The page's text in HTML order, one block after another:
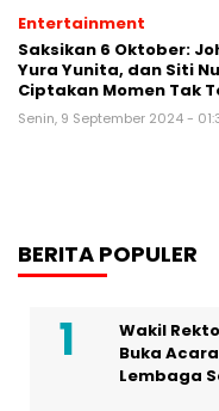
Entertainment
Saksikan 6 Oktober:
Yura Yunita, dan Siti
Ciptakan Momen Tak
Senin, 9 September 2024 -
BERITA POPULER
Wakil
Buka
Lembaga